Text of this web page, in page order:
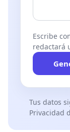
Escribe
redactará
Tus datos
Privacidad